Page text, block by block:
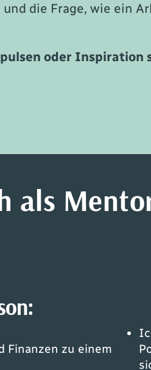
und die Frage, wie ein
oder
als
Finanzen zu einem